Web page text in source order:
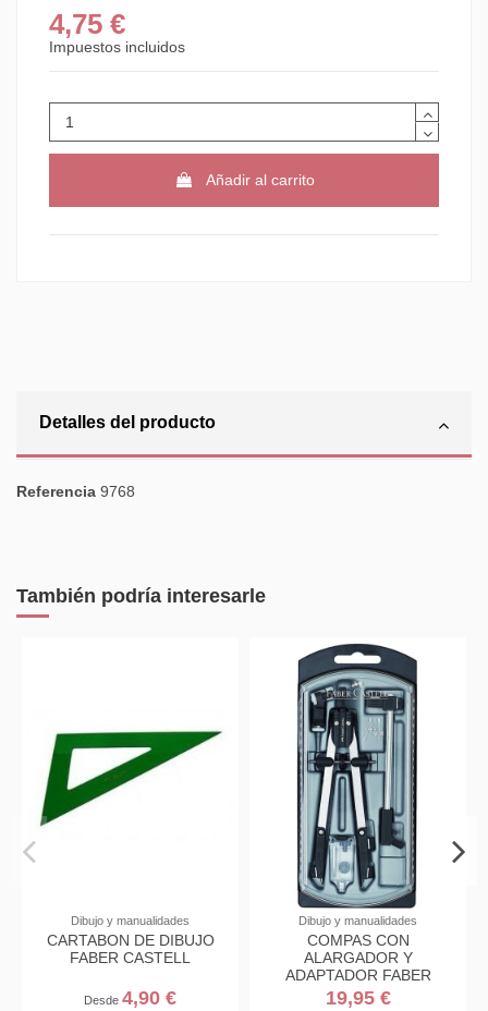
4,75 €
Impuestos incluidos
Añadir al carrito
Detalles del producto
Referencia 9768
También podría interesarle
Dibujo y manualidades
CARTABON DE DIBUJO
FABER CASTELL
Desde 4,90 €
Dibujo y manualidades
COMPAS CON
ALARGADOR Y
ADAPTADOR FABER
BIGOTERA
19,95 €